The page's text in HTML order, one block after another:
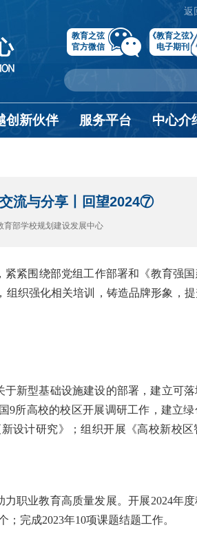
返
教育之弦
官方微信
《教育之弦》
电子期刊
创新伙伴 服务平台 中心介
流与分享丨回望2024⑦
校规划建设发展中心
紧围绕部党组工作部署和《教育强
织强化相关培训，铸造品牌形象，
新型基础设施建设的部署，建立可落
9所高校的校区开展调研工作，建立
设计研究》；组织开展《高校新校
职业教育高质量发展。开展2024年
完成2023年10项课题结题工作。